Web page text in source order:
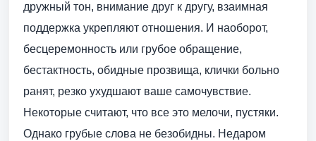
дружный тон, внимание друг к другу, взаимная
поддержка укрепляют отношения. И наоборот,
бесцеремонность или грубое обращение,
бестактность, обидные прозвища, клички больно
ранят, резко ухудшают ваше самочувствие.
Некоторые считают, что все это мелочи, пустяки.
Однако грубые слова не безобидны. Недаром